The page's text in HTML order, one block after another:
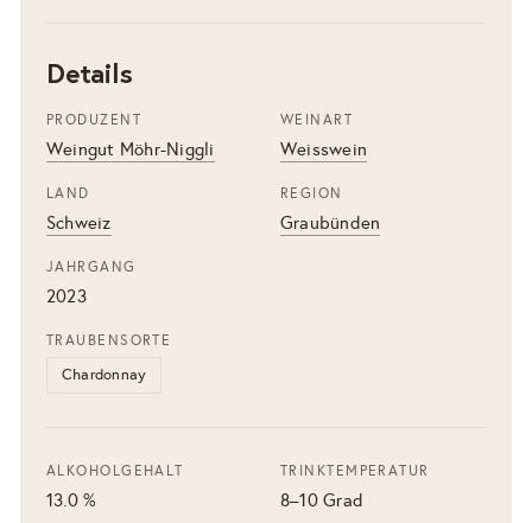
Details
PRODUZENT
Weingut Möhr-Niggli
WEINART
Weisswein
LAND
Schweiz
REGION
Graubünden
JAHRGANG
2023
TRAUBENSORTE
Chardonnay
ALKOHOLGEHALT
13.0 %
TRINKTEMPERATUR
8–10 Grad